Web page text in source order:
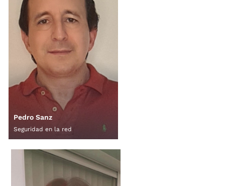
Pedro Sanz
Seguridad en la red